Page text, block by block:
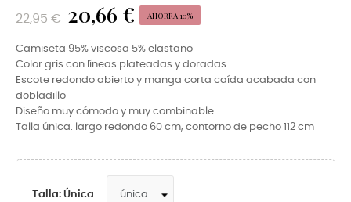
22,95 € 20,66 € AHORRA 10%
Camiseta 95% viscosa 5% elastano
Color gris con líneas plateadas y doradas
Escote redondo abierto y manga corta caída acabada con
dobladillo
Diseño muy cómodo y muy combinable
Talla única. largo redondo 60 cm, contorno de pecho 112 cm
Talla: Única